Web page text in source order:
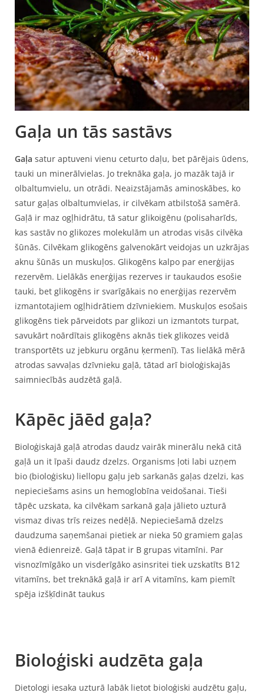
Gaļa un tās sastāvs
Gaļa satur aptuveni vienu ceturto daļu, bet pārējais ūdens,
tauki un minerālvielas. Jo treknāka gaļa, jo mazāk tajā ir
olbaltumvielu, un otrādi. Neaizstājamās aminoskābes, ko
satur gaļas olbaltumvielas, ir cilvēkam atbilstošā samērā.
Gaļā ir maz ogļhidrātu, tā satur glikoigēnu (polisaharīds,
kas sastāv no glikozes molekulām un atrodas visās cilvēka
šūnās. Cilvēkam glikogēns galvenokārt veidojas un uzkrājas
aknu šūnās un muskuļos. Glikogēns kalpo par enerģijas
rezervēm. Lielākās enerģijas rezerves ir taukaudos esošie
tauki, bet glikogēns ir svarīgākais no enerģijas rezervēm
izmantotajiem ogļhidrātiem dzīvniekiem. Muskuļos esošais
glikogēns tiek pārveidots par glikozi un izmantots turpat,
savukārt noārdītais glikogēns aknās tiek glikozes veidā
transportēts uz jebkuru orgānu ķermenī). Tas lielākā mērā
atrodas savvaļas dzīvnieku gaļā, tātad arī bioloģiskajās
saimniecībās audzētā gaļā.
Kāpēc jāēd gaļa?
Bioloģiskajā gaļā atrodas daudz vairāk minerālu nekā citā
gaļā un it īpaši daudz dzelzs. Organisms ļoti labi uzņem
bio (bioloģisku) liellopu gaļu jeb sarkanās gaļas dzelzi, kas
nepieciešams asins un hemoglobīna veidošanai. Tieši
tāpēc uzskata, ka cilvēkam sarkanā gaļa jālieto uzturā
vismaz divas trīs reizes nedēļā. Nepieciešamā dzelzs
daudzuma saņemšanai pietiek ar nieka 50 gramiem gaļas
vienā ēdienreizē. Gaļā tāpat ir B grupas vitamīni. Par
visnozīmīgāko un visderīgāko asinsritei tiek uzskatīts B12
vitamīns, bet treknākā gaļā ir arī A vitamīns, kam piemīt
spēja izšķīdināt taukus
Bioloģiski audzēta gaļa
Dietologi iesaka uzturā labāk lietot bioloģiski audzētu gaļu,